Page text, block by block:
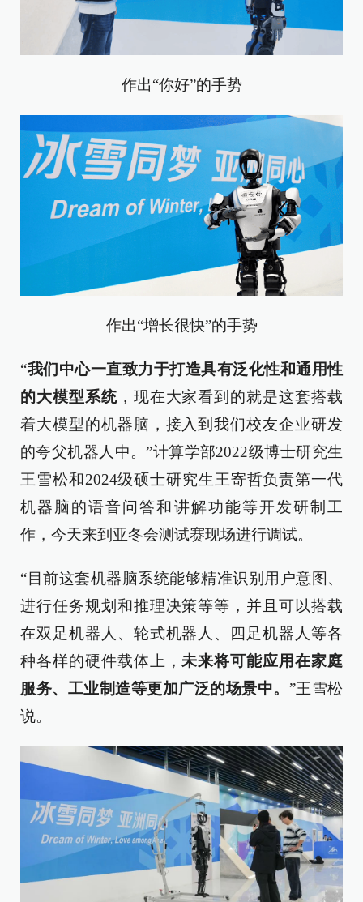
作出“你好”的手势
作出“增长很快”的手势
“我们中心一直致力于打造具有泛化性和通用性
的大模型系统，现在大家看到的就是这套搭载
着大模型的机器脑，接入到我们校友企业研发
的夸父机器人中。”计算学部2022级博士研究生
王雪松和2024级硕士研究生王寄哲负责第一代
机器脑的语音问答和讲解功能等开发研制工
作，今天来到亚冬会测试赛现场进行调试。
“目前这套机器脑系统能够精准识别用户意图、
进行任务规划和推理决策等等，并且可以搭载
在双足机器人、轮式机器人、四足机器人等各
种各样的硬件载体上，未来将可能应用在家庭
服务、工业制造等更加广泛的场景中。 ”王雪松
说。